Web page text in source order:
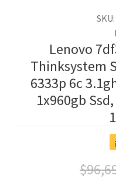
Lenovo
Thinksystem
6333p 6c
1x960gb
$